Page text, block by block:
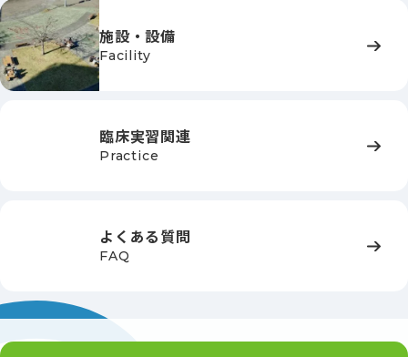
施設・設備
Facility
臨床実習関連
Practice
よくある質問
FAQ